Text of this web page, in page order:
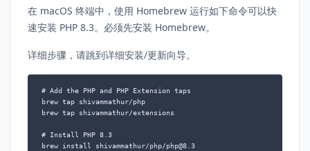
在 macOS 终端中，使用 Homebrew 运行如下命令可以快
速安装 PHP 8.3。必须先安装 Homebrew。
详细步骤，请跳到详细安装/更新向导。
# Add the PHP and PHP Extension taps
brew tap shivammathur/php
brew tap shivammathur/extensions
# Install PHP 8.3
brew install shivammathur/php/php@8.3